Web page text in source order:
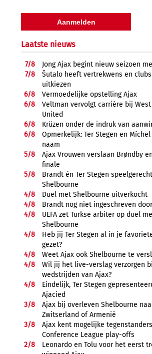
Laatste nieuws
7/8
Jong Ajax begint nieuw seizoen
7/8
Šutalo heeft vertrekwens en
uitkiezen
6/8
Vermoedelijke opstelling Ajax
6/8
Veltman vervolgt carrière bij West
United
6/8
Krüzen onder de indruk van
6/8
Opmerkelijk: Ter Stegen en
naam
5/8
Ajax Vrouwen verslaan Brøndby
finale
5/8
Brandt én Ter Stegen
Shelbourne
4/8
Duel met Shelbourne uitverkocht
4/8
Brandt nog niet ingeschreven
4/8
UEFA zet Turkse arbiter op duel
Shelbourne
4/8
Heb jij Ter Stegen al in je
gezet?
4/8
Weet Ajax ook Shelbourne te
4/8
Wil jij het live-verslag verzorgen
wedstrijden van Ajax?
4/8
Eindelijk, Ter Stegen
Ajacied
3/8
Ajax bij overleven Shelbourne
Zwitserland of Armenië
3/8
Ajax kent mogelijke
Conference League play-offs
2/8
Leonardo en Tolu voor het eerst